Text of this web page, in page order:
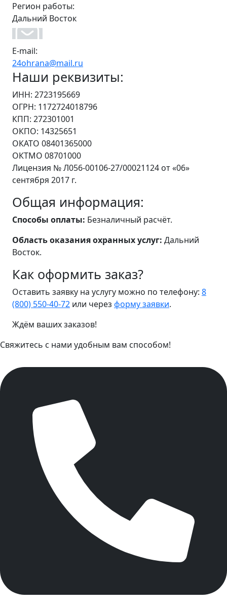
Регион работы:
Дальний Восток
E-mail:
24ohrana@mail.ru
Наши реквизиты:
ИНН: 2723195669
ОГРН: 1172724018796
КПП: 272301001
ОКПО: 14325651
ОКАТО 08401365000
ОКТМО 08701000
Лицензия № Л056-00106-27/00021124 от «06»
сентября 2017 г.
Общая информация:
Способы оплаты: Безналичный расчёт.
Область оказания охранных услуг: Дальний
Восток.
Как оформить заказ?
Оставить заявку на услугу можно по телефону: 8
(800) 550-40-72 или через форму заявки.
Ждём ваших заказов!
Свяжитесь с нами удобным вам способом!